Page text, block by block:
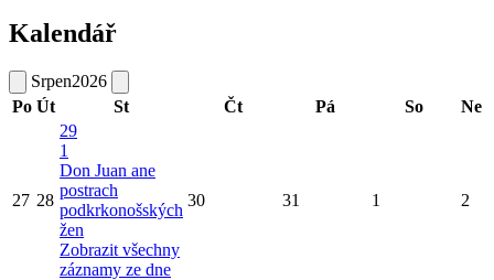
Kalendář
Srpen2026
Po Út St Čt Pá So Ne
27 28
29
1
Don Juan ane
postrach
podkrkonošských
žen
Zobrazit všechny
záznamy ze dne
30 31 1 2